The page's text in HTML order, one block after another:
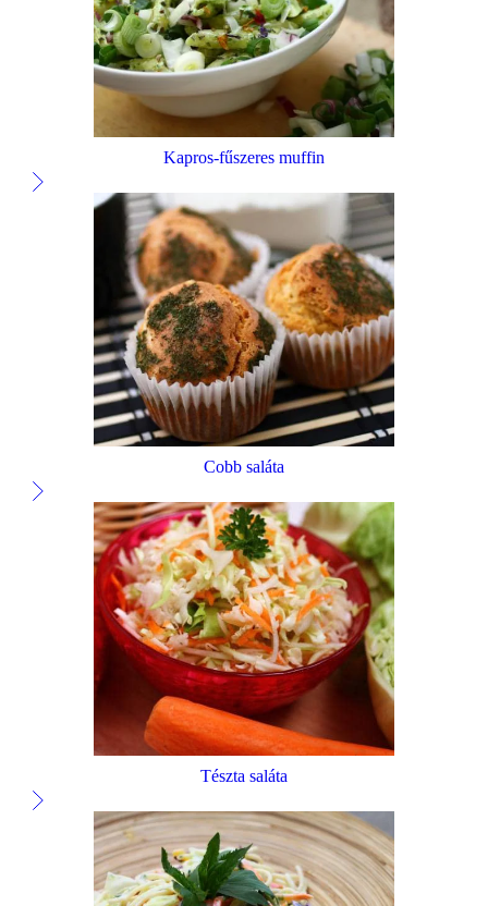
Kapros-fűszeres muffin
Cobb saláta
Tészta saláta